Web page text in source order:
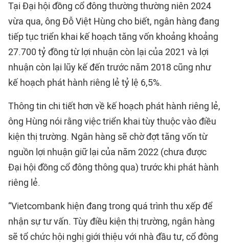
Tại Đại hội đồng cổ đông thường thường niên 2024
vừa qua, ông Đỗ Việt Hùng cho biết, ngân hàng đang
tiếp tục triển khai kế hoạch tăng vốn khoảng khoảng
27.700 tỷ đồng từ lợi nhuận còn lại của 2021 và lợi
nhuận còn lại lũy kế đến trước năm 2018 cũng như
kế hoạch phát hành riêng lẻ tỷ lệ 6,5%.
Thông tin chi tiết hơn về kế hoạch phát hành riêng lẻ,
ông Hùng nói rằng việc triển khai tùy thuộc vào điều
kiện thị trường. Ngân hàng sẽ chờ đợt tăng vốn từ
nguồn lợi nhuận giữ lại của năm 2022 (chưa được
Đại hội đồng cổ đông thông qua) trước khi phát hành
riêng lẻ.
“Vietcombank hiện đang trong quá trình thu xếp để
nhận sự tư vấn. Tùy điều kiện thị trường, ngân hàng
sẽ tổ chức hội nghị giới thiệu với nhà đầu tư, cổ đông